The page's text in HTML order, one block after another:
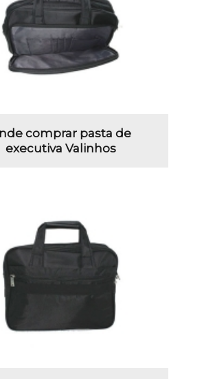
comprar pasta de
executiva Valinhos